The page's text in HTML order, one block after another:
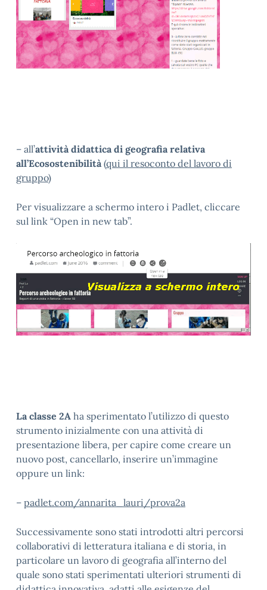
– all’attività didattica di geografia relativa
all’Ecosostenibilità(qui il resoconto del lavoro di
gruppo)
Per visualizzare a schermo intero i Padlet, cliccare
sul link “Open in new tab”.
La classe 2A ha sperimentato l’utilizzo di questo
strumento inizialmente con una attività di
presentazione libera, per capire come creare un
nuovo post, cancellarlo, inserire un’immagine
oppure un link:
– padlet.com/annarita_lauri/prova2a
Successivamente sono stati introdotti altri percorsi
collaborativi di letteratura italiana e di storia, in
particolare un lavoro di geografia all’interno del
quale sono stati sperimentati ulteriori strumenti di